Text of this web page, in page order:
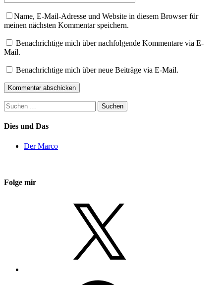
Name, E-Mail-Adresse und Website in diesem Browser für
meinen nächsten Kommentar speichern.
Benachrichtige mich über nachfolgende Kommentare via E-
Mail.
Benachrichtige mich über neue Beiträge via E-Mail.
Suchen
nach:
Dies und Das
Der Marco
Folge mir